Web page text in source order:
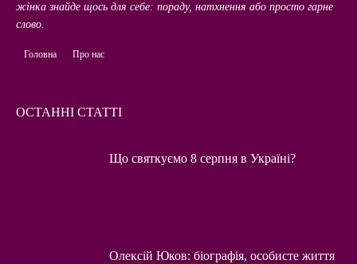
жінка знайде щось для себе: пораду, натхнення або просто гарне
слово.
Головна Про нас
ОСТАННІ СТАТТІ
Що святкуємо 8 серпня в Україні?
Олексій Юков: біографія, особисте життя